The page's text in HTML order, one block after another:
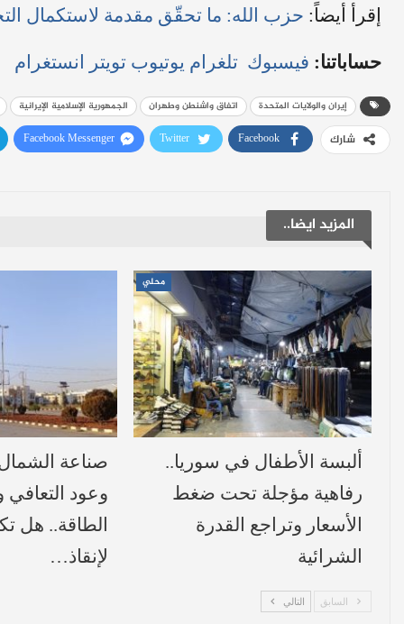
إقرأ أيضاً: حزب الله: ما تحقّق مقدمة لاستكمال
حساباتنا: فيسبوك تلغرام يوتيوب تويتر انستغرام
إيران والولايات المتحدة اتفاق واشنطن وطهران الجمهورية الإسلامية الإيرانية
شارك Facebook
Twitter
Facebook Messenger
المزيد ايضا..
محلي
ألبسة الأطفال في سوريا..
رفاهية مؤجلة تحت ضغط
الأسعار وتراجع القدرة
الشرائية
صناعة
وعود التعافي
الطاقة.. هل
لإنقاذ…
السابق التالي